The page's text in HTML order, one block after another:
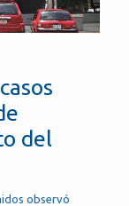
del
observó